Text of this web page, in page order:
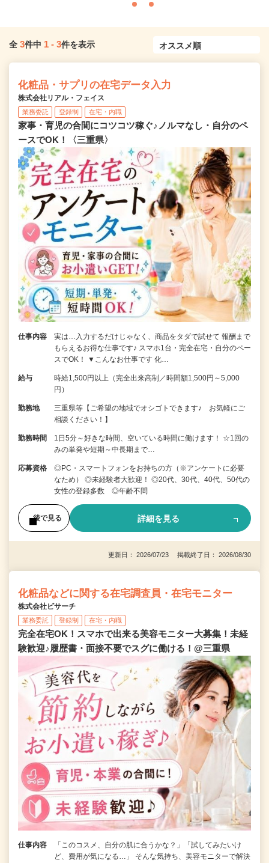
全 3件中 1 - 3件を表示
化粧品・サプリの在宅データ入力
株式会社リアル・フェイス
業務委託 登録制 在宅・内職
家事・育児の合間にコツコツ稼ぐ♪ノルマなし・自分のペ
ースでOK！〈三重県〉
仕事内容
実は…入力するだけじゃなく、商品をタダで試せて 報酬まで
もらえるお得な仕事です♪ スマホ1台・完全在宅・自分のペー
スでOK！ ▼こんなお仕事です 化…
給与
時給1,500円以上（完全出来高制／時間額1,500円～5,000
円）
勤務地
三重県等【ご希望の地域でオシゴトできます♪ お気軽にご
相談ください！】
勤務時間
1日5分～好きな時間、空いている時間に働けます！ ☆1回の
みの単発や短期～中長期まで…
応募資格
◎PC・スマートフォンをお持ちの方（※アンケートに必要
なため） ◎未経験者大歓迎！ ◎20代、30代、40代、50代の
女性の登録多数 ◎年齢不問
後で見る 詳細を見る
更新日： 2026/07/23 掲載終了日： 2026/08/30
化粧品などに関する在宅調査員・在宅モニター
株式会社ビサーチ
業務委託 登録制 在宅・内職
完全在宅OK！スマホで出来る美容モニター大募集！未経
験歓迎♪履歴書・面接不要でスグに働ける！@三重県
仕事内容
「このコスメ、自分の肌に合うかな？」「試してみたいけ
ど、費用が気になる…」 そんな気持ち、美容モニターで解決